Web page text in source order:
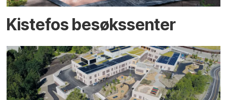
Kistefos besøkssenter